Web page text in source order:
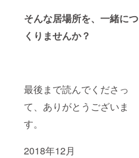
そんな居場所を、一緒につ
くりませんか？
最後まで読んでくださっ
て、ありがとうございま
す。
2018年12月